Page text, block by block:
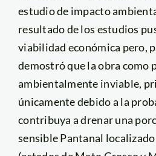
estudio de impacto
resultado de los estudios
viabilidad económica pero,
demostró que la obra como
ambientalmente inviable,
únicamente debido a la
contribuya a drenar una
sensible Pantanal